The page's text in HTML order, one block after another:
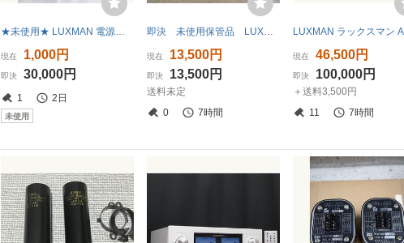
★未使用★ LUXMAN 電源トランス 7F40 元箱付き ラックスマン 管球式プリアンプ用 自作真空管アンプパーツ 当時物
現在 1,000円
即決 30,000円
1 2日
未使用
即決 未使用保管品 LUXMAN AS-4III ラインセレクター
現在 13,500円
即決 13,500円
送料未定
0
7時間
現在 46,500円
即決 100,000円
＋送料3,500円
11
7時間